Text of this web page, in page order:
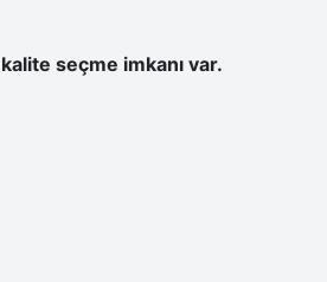
seçme imkanı var.